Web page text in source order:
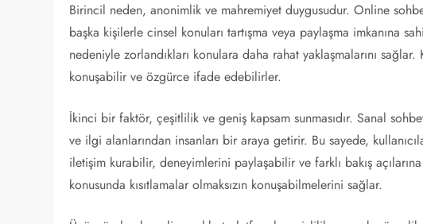
Birincil neden, anonimlik ve mahremiyet duygusudur. Online
başka kişilerle cinsel konuları tartışma veya paylaşma imkanına
nedeniyle zorlandıkları konulara daha rahat yaklaşmalarını
konuşabilir ve özgürce ifade edebilirler.
İkinci bir faktör, çeşitlilik ve geniş kapsam sunmasıdır. Sanal
ve ilgi alanlarından insanları bir araya getirir. Bu sayede,
iletişim kurabilir, deneyimlerini paylaşabilir ve farklı bakış
konusunda kısıtlamalar olmaksızın konuşabilmelerini sağlar.